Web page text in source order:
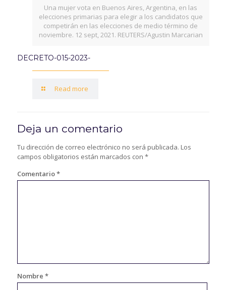
Una mujer vota en Buenos Aires, Argentina, en las
elecciones primarias para elegir a los candidatos que
competirán en las elecciones de medio término de
noviembre. 12 sept, 2021. REUTERS/Agustin Marcarian
DECRETO-015-2023-
Read more
Deja un comentario
Tu dirección de correo electrónico no será publicada. Los
campos obligatorios están marcados con *
Comentario*
Nombre *